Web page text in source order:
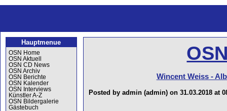
Hauptmenue
OSN Home
OSN Aktuell
OSN CD News
OSN Archiv
OSN Berichte
OSN Kalender
OSN Interviews
Künstler A-Z
OSN Bildergalerie
Gästebuch
Wincent Weiss -
Posted by admin (admin) on 31.03.2018 at